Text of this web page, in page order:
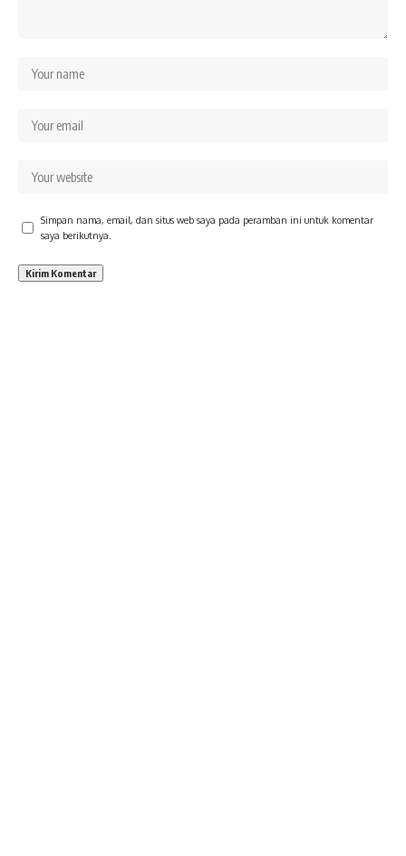
Simpan nama, email, dan situs web saya pada peramban ini untuk komentar
saya berikutnya.